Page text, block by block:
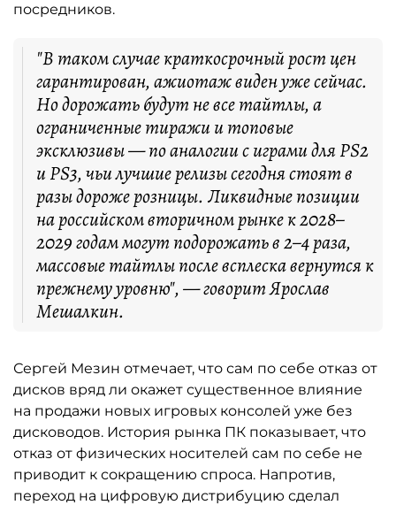
посредников.
"В таком случае краткосрочный рост цен
гарантирован, ажиотаж виден уже сейчас.
Но дорожать будут не все тайтлы, а
ограниченные тиражи и топовые
эксклюзивы — по аналогии с играми для PS2
и PS3, чьи лучшие релизы сегодня стоят в
разы дороже розницы. Ликвидные позиции
на российском вторичном рынке к 2028–
2029 годам могут подорожать в 2–4 раза,
массовые тайтлы после всплеска вернутся к
прежнему уровню", — говорит Ярослав
Мешалкин.
Сергей Мезин отмечает, что сам по себе отказ от
дисков вряд ли окажет существенное влияние
на продажи новых игровых консолей уже без
дисководов. История рынка ПК показывает, что
отказ от физических носителей сам по себе не
приводит к сокращению спроса. Напротив,
переход на цифровую дистрибуцию сделал